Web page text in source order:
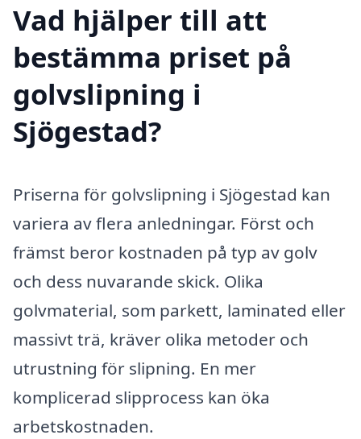
Vad hjälper till att
bestämma priset på
golvslipning i
Sjögestad?
Priserna för golvslipning i Sjögestad kan
variera av flera anledningar. Först och
främst beror kostnaden på typ av golv
och dess nuvarande skick. Olika
golvmaterial, som parkett, laminated eller
massivt trä, kräver olika metoder och
utrustning för slipning. En mer
komplicerad slipprocess kan öka
arbetskostnaden.